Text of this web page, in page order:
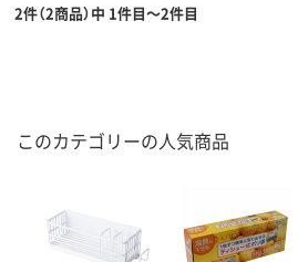
2件（2商品）中 1件目～2件目
このカテゴリーの人気商品